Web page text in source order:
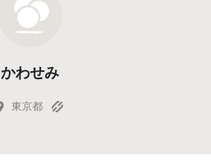
かわせみ
東京都